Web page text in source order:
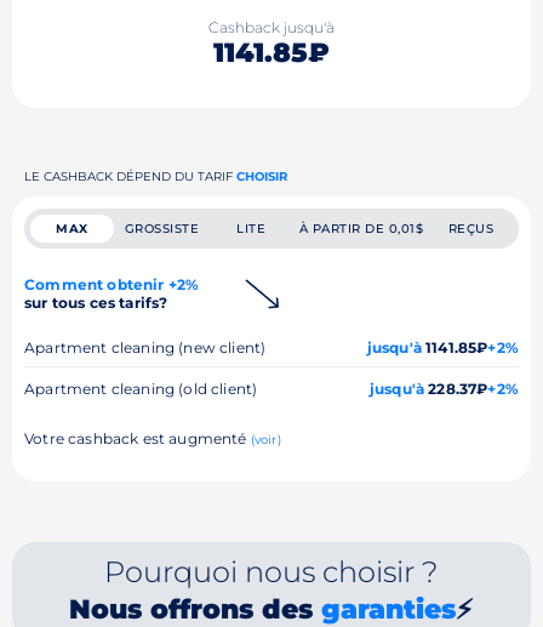
Cashback jusqu'à
1141.85₽
LE CASHBACK DÉPEND DU TARIF CHOISIR
MAX GROSSISTE LITE À PARTIR DE 0,01$ REÇUS
Comment obtenir +2%
sur tous ces tarifs?
Apartment cleaning (new client) jusqu'à1141.85₽+2%
Apartment cleaning (old client) jusqu'à 228.37₽+2%
Votre cashback est augmenté (voir)
Pourquoi nous choisir ?
Nous offrons desgaranties⚡